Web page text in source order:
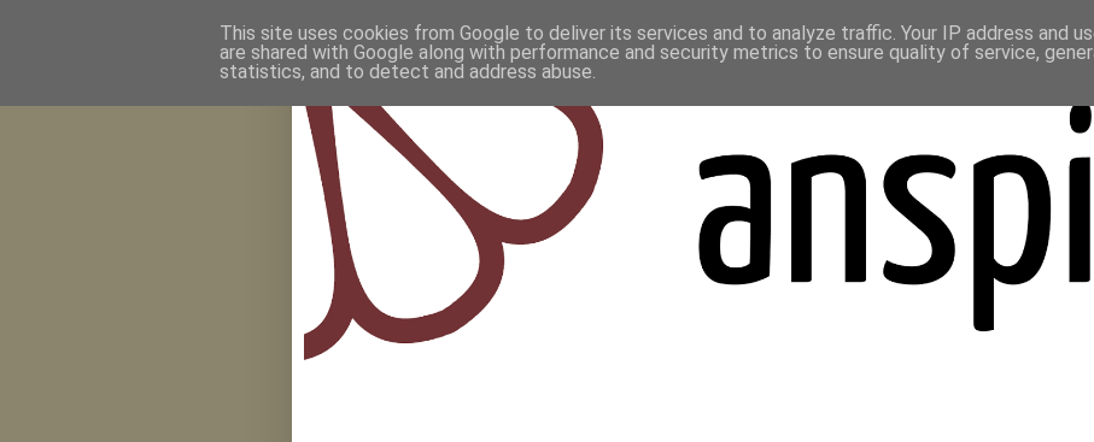
This site uses cookies from Google to deliver its services and to analyze traffic. Your IP address and
are shared with Google along with performance and security metrics to ensure quality of service,
statistics, and to detect and address abuse.